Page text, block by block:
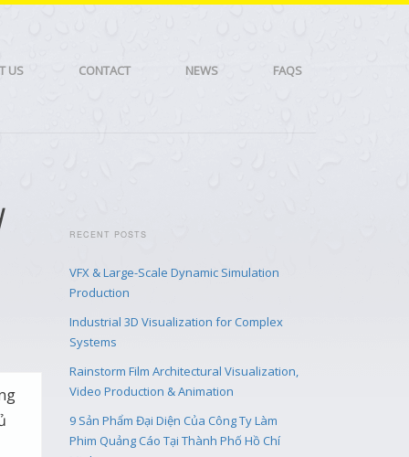
US CONTACT NEWS FAQS
RECENT POSTS
VFX & Large-Scale Dynamic Simulation
Production
Industrial 3D Visualization for Complex
Systems
Rainstorm Film Architectural Visualization,
Video Production & Animation
9 Sản Phẩm Đại Diện Của Công Ty Làm
Phim Quảng Cáo Tại Thành Phố Hồ Chí